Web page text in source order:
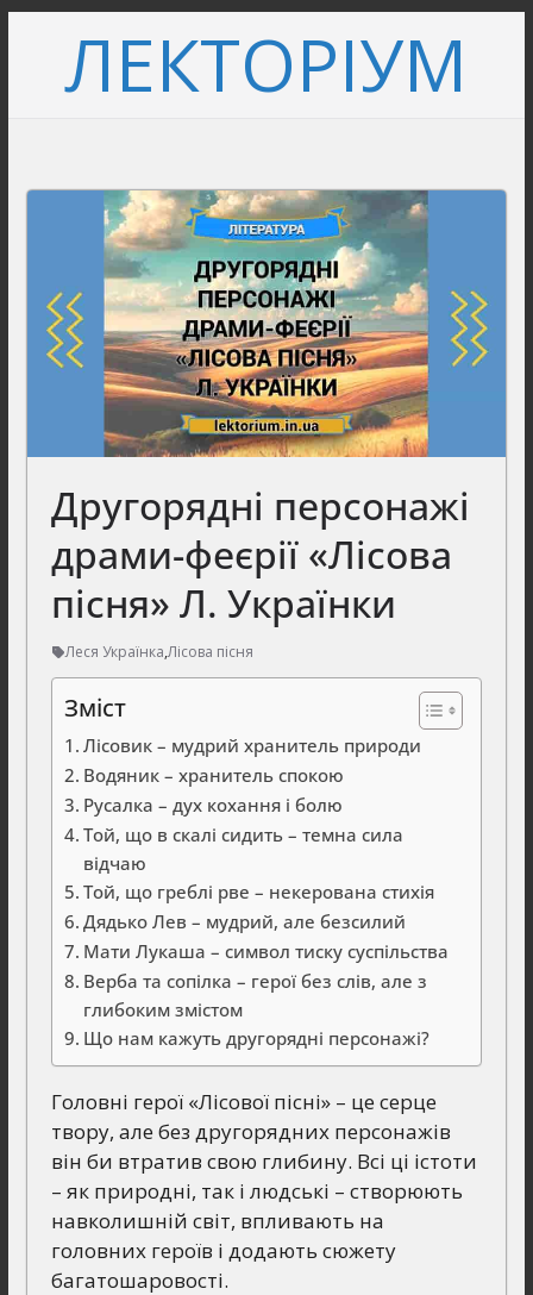
вмістуЛЕКТОРІУМ
Другорядні персонажі
драми-феєрії «Лісова
пісня» Л. Українки
Леся Українка,Лісова пісня
Зміст
Лісовик – мудрий хранитель природи
Водяник – хранитель спокою
Русалка – дух кохання і болю
Той, що в скалі сидить – темна сила
відчаю
Той, що греблі рве – некерована стихія
Дядько Лев – мудрий, але безсилий
Мати Лукаша – символ тиску суспільства
Верба та сопілка – герої без слів, але з
глибоким змістом
Що нам кажуть другорядні персонажі?
Головні герої «Лісової пісні» – це серце
твору, але без другорядних персонажів
він би втратив свою глибину. Всі ці істоти
– як природні, так і людські – створюють
навколишній світ, впливають на
головних героїв і додають сюжету
багатошаровості.